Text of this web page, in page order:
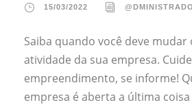
15/03/2022
Saiba quando você deve mudar
atividade da sua empresa.
empreendimento, se informe!
empresa é aberta a última